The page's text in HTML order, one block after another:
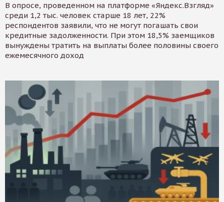
В опросе, проведенном на платформе «Яндекс.Взгляд»
среди 1,2 тыс. человек старше 18 лет, 22%
респондентов заявили, что не могут погашать свои
кредитные задолженности. При этом 18,5% заемщиков
вынуждены тратить на выплаты более половины своего
ежемесячного доход